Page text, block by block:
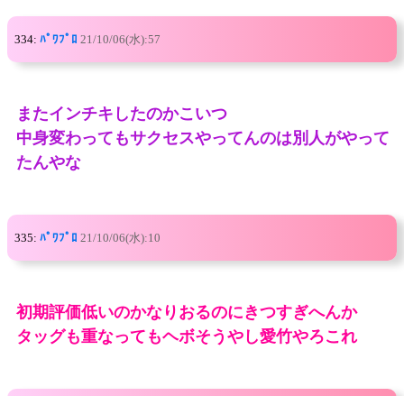
334: ﾊﾟﾜﾌﾟﾛ 21/10/06(水):57
またインチキしたのかこいつ
中身変わってもサクセスやってんのは別人がやって
たんやな
335: ﾊﾟﾜﾌﾟﾛ 21/10/06(水):10
初期評価低いのかなりおるのにきつすぎへんか
タッグも重なってもヘボそうやし愛竹やろこれ